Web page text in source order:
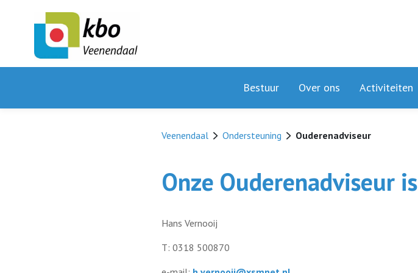
Bestuur Over ons Activiteiten
Veenendaal Ondersteuning Ouderenadviseur
Onze Ouderenadviseur is
Hans Vernooij
T: 0318 500870